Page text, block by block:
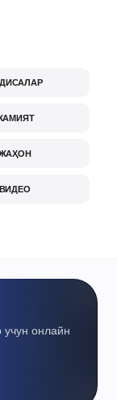
ВИДЕО
онлайн